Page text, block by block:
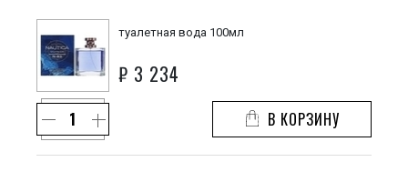
туалетная вода 100мл
₽ 3 234
В КОРЗИНУ